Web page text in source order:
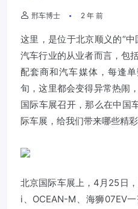
邢车博士 2 年 前
这里，是位于北京顺义的“
汽车行业的从业者而言，包
配套商和汽车媒体，每逢
旬，这里都会变得异常热闹
国际车展召开，那么在中国
际车展，给我们带来哪些精
北京国际车展上，4月25日
i、OCEAN-M、海狮07EV